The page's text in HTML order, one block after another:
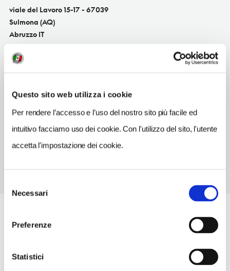
Questo sito web utilizza i cookie
Per rendere l’accesso e l’uso del nostro sito più facile ed
intuitivo facciamo uso dei cookie. Con l'utilizzo del sito, l'utente
accetta l'impostazione dei cookie.
delNecessari
Preferenze
Statistici
viale del Lavoro 15-17 - 67039
Sulmona (AQ)
Abruzzo IT
SITO WEB
dicarlo@dicarlo.it
0864253070